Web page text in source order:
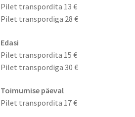
Pilet transpordita 13 €
Pilet transpordiga 28 €
Edasi
Pilet transpordita 15 €
Pilet transpordiga 30 €
Toimumise päeval
Pilet transpordita 17 €